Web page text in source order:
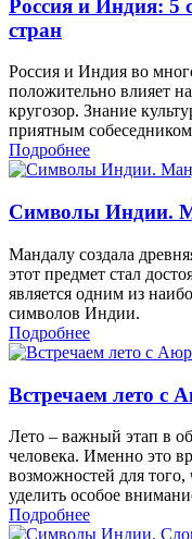
Россия и Индия: 5
стран
Россия и Индия во
положительно влияет
кругозор. Знание
приятным
Подробнее
Символы Индии.
Мандалу создала
этот предмет стал
является одним из
символов Индии.
Подробнее
Встречаем лето с
Лето – важный этап в
человека. Именно это
возможностей для того,
уделить особое
Подробнее